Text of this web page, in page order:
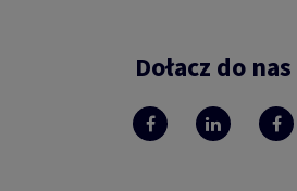
Dołacz do nas